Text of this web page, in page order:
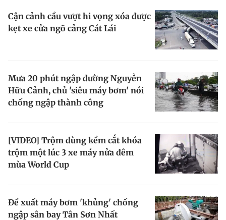
Cận cảnh cầu vượt hi vọng xóa được
kẹt xe cửa ngõ cảng Cát Lái
Mưa 20 phút ngập đường Nguyễn
Hữu Cảnh, chủ 'siêu máy bơm' nói
chống ngập thành công
[VIDEO] Trộm dùng kềm cắt khóa
trộm một lúc 3 xe máy nửa đêm
mùa World Cup
Đề xuất máy bơm 'khủng' chống
ngập sân bay Tân Sơn Nhất